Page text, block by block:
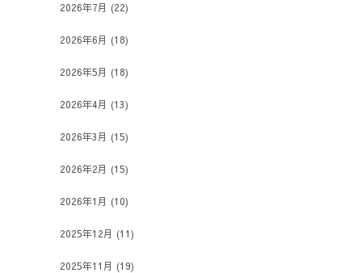
2026年7月 (22)
2026年6月 (18)
2026年5月 (18)
2026年4月 (13)
2026年3月 (15)
2026年2月 (15)
2026年1月 (10)
2025年12月 (11)
2025年11月 (19)